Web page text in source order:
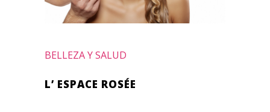
BELLEZA Y SALUD
L’ ESPACE ROSÉE